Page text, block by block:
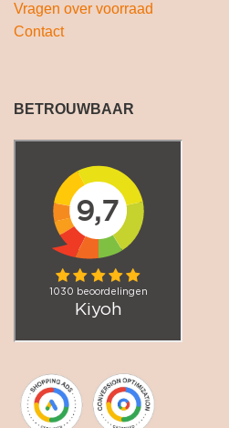
Vragen over voorraad
Contact
BETROUWBAAR